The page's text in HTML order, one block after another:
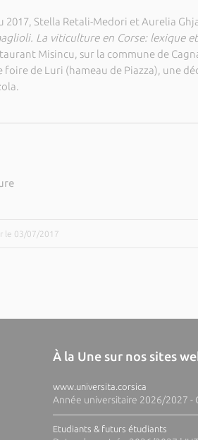
2017, Stella Retali-Medori et Aurelia
La viticulture en Corse: lexique
Misincu, sur la commune de
foire de Luri (hameau de Piazza), une
le 03/07/2017
À la Une sur nos sites
www.universita.corsica
Année universitaire 2026/2027 -
Etudiants & futurs étudiants